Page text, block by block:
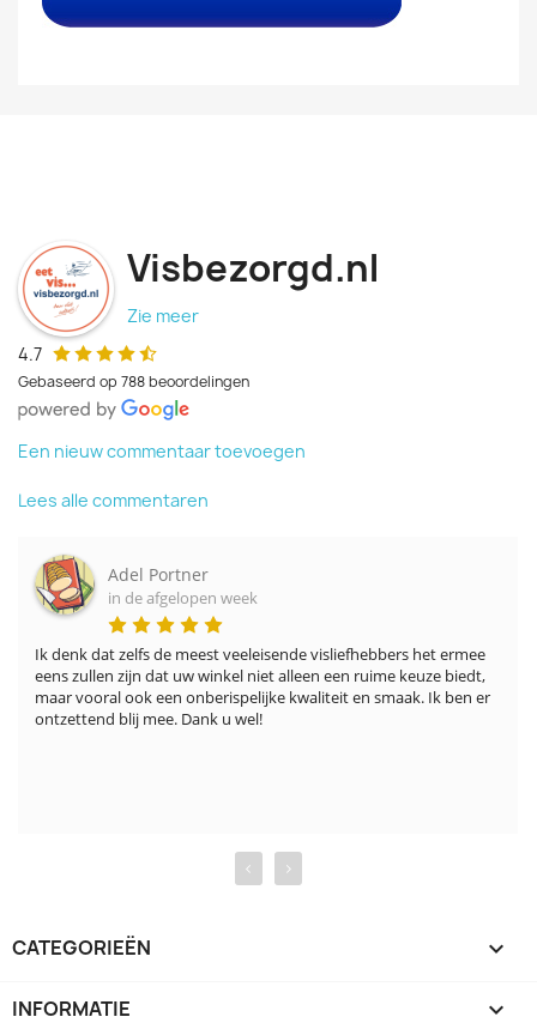
Visbezorgd.nl
Zie meer
4.7
Gebaseerd op 788 beoordelingen
Een nieuw commentaar toevoegen
Lees alle commentaren
Adel Portner
in de afgelopen week
Ik denk dat zelfs de meest veeleisende visliefhebbers het ermee
eens zullen zijn dat uw winkel niet alleen een ruime keuze biedt,
maar vooral ook een onberispelijke kwaliteit en smaak. Ik ben er
ontzettend blij mee. Dank u wel!
‹ ›
CATEGORIEËN 
INFORMATIE 